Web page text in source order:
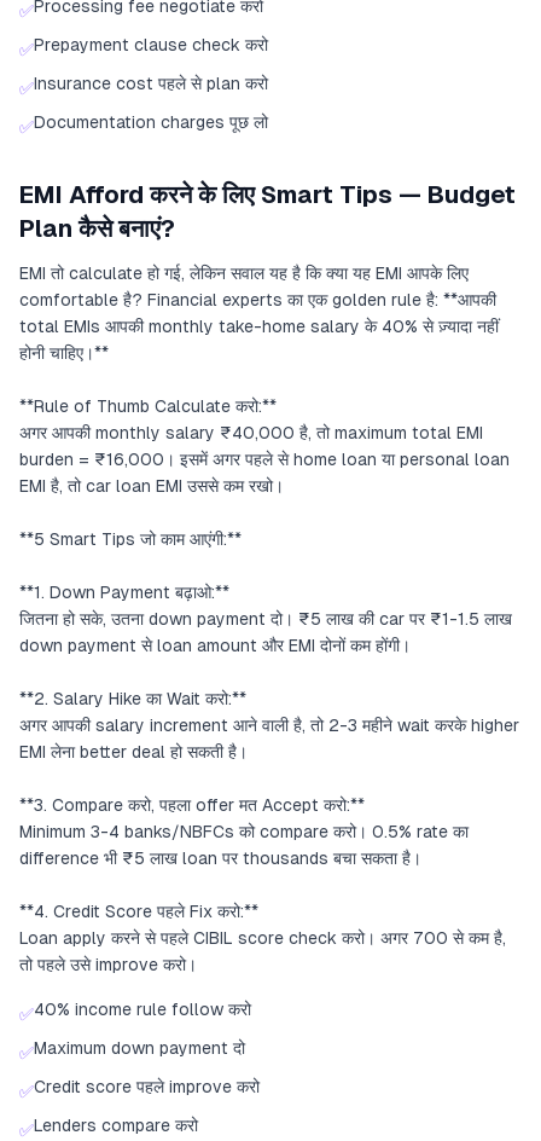
✅Processing fee negotiate करो
✅Prepayment clause check करो
✅Insurance cost पहले से plan करो
✅Documentation charges पूछ लो
EMI Afford करने के लिए Smart Tips — Budget
Plan कैसे बनाएं?
EMI तो calculate हो गई, लेकिन सवाल यह है कि क्या यह EMI आपके लिए
comfortable है? Financial experts का एक golden rule है: **आपकी
total EMIs आपकी monthly take-home salary के 40% से ज़्यादा नहीं
होनी चाहिए।**
**Rule of Thumb Calculate करो:**
अगर आपकी monthly salary ₹40,000 है, तो maximum total EMI
burden = ₹16,000। इसमें अगर पहले से home loan या personal loan
EMI है, तो car loan EMI उससे कम रखो।
**5 Smart Tips जो काम आएंगी:**
**1. Down Payment बढ़ाओ:**
जितना हो सके, उतना down payment दो। ₹5 लाख की car पर ₹1-1.5 लाख
down payment से loan amount और EMI दोनों कम होंगी।
**2. Salary Hike का Wait करो:**
अगर आपकी salary increment आने वाली है, तो 2-3 महीने wait करके higher
EMI लेना better deal हो सकती है।
**3. Compare करो, पहला offer मत Accept करो:**
Minimum 3-4 banks/NBFCs को compare करो। 0.5% rate का
difference भी ₹5 लाख loan पर thousands बचा सकता है।
**4. Credit Score पहले Fix करो:**
Loan apply करने से पहले CIBIL score check करो। अगर 700 से कम है,
तो पहले उसे improve करो।
✅40% income rule follow करो
✅Maximum down payment दो
✅Credit score पहले improve करो
✅Lenders compare करो